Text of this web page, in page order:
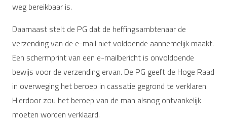
weg bereikbaar is.
Daarnaast stelt de PG dat de heffingsambtenaar de
verzending van de e-mail niet voldoende aannemelijk maakt.
Een schermprint van een e-mailbericht is onvoldoende
bewijs voor de verzending ervan. De PG geeft de Hoge Raad
in overweging het beroep in cassatie gegrond te verklaren.
Hierdoor zou het beroep van de man alsnog ontvankelijk
moeten worden verklaard.